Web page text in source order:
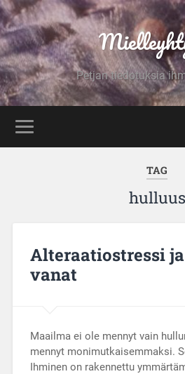
Petjan tiedotuksia
TAG
hulluus
Alteraatiostressi
vanat
Maailma ei ole mennyt vain
mennyt monimutkaisemmaksi.
Ihminen on rakennettu